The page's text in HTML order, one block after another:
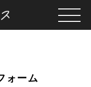
ォーム